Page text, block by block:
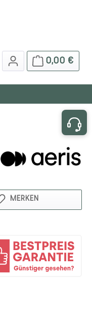
0,00 €
MERKEN